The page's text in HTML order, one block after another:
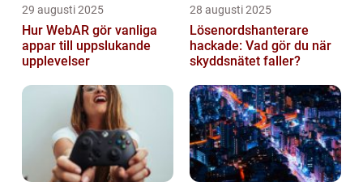
29 augusti 2025
Hur WebAR gör vanliga
appar till uppslukande
upplevelser
28 augusti 2025
Lösenordshanterare
hackade: Vad gör du när
skyddsnätet faller?